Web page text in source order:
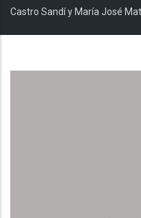
Castro Sandí y María José